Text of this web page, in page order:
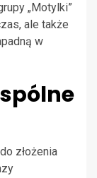
„Motylki”
ale także
w
złożenia